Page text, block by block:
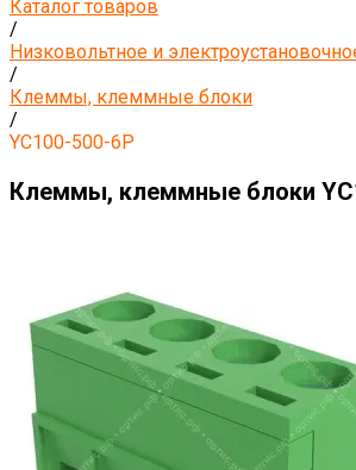
Каталог товаров
/
Низковольтное и
/
Клеммы, клеммные блоки
/
YC100-500-6P
Клеммы, клеммные блоки